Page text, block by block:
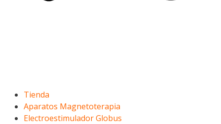
Tienda
Aparatos Magnetoterapia
Electroestimulador Globus